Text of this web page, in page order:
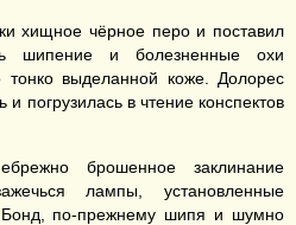
хищное чёрное перо и поставил
шипение и болезненные охи
выделанной коже. Долорес
погрузилась в чтение конспектов
брошенное заклинание
лампы, установленные
по-прежнему шипя и шумно